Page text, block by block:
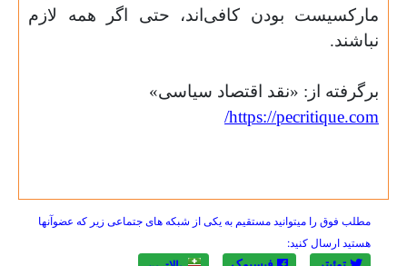
مارکسیست بودن کافی‌اند، حتی اگر همه لازم
نباشند.
برگرفته از: «نقد اقتصاد سیاسی»
https://pecritique.com
/
مطلب فوق را میتوانید مستقیم به یکی از شبکه های جتماعی زیر که عضوآنها
هستید ارسال کنید: